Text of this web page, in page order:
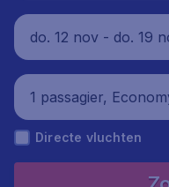
do. 12 nov - do. 19
1 passagier,
Directe vluchten